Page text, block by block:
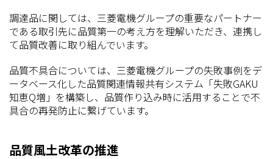
調達品に関しては、三菱電機グループの重要なパートナー
である取引先に品質第一の考え方を理解いただき、連携し
て品質改善に取り組んでいます。
品質不具合については、三菱電機グループの失敗事例をデ
ータベース化した品質関連情報共有システム「失敗GAKU
知恵Q増」を構築し、品質作り込み時に活用することで不
具合の再発防止に繋げています。
品質風土改革の推進​